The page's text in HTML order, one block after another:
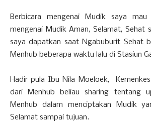
Berbicara mengenai Mudik saya
mengenai Mudik Aman, Selamat, Sehat
saya dapatkan saat Ngabuburit Sehat
Menhub beberapa waktu lalu di Stasiun
Hadir pula Ibu Nila Moeloek,
dari Menhub beliau sharing tentang
Menhub dalam menciptakan Mudik
Selamat sampai tujuan.